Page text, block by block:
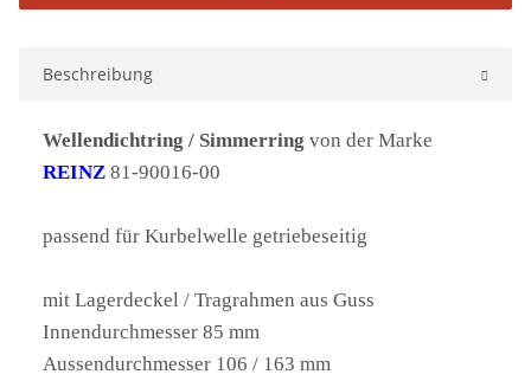
Beschreibung
Wellendichtring / Simmerring von der Marke
REINZ 81-90016-00
passend für Kurbelwelle getriebeseitig
mit Lagerdeckel / Tragrahmen aus Guss
Innendurchmesser 85 mm
Aussendurchmesser 106 / 163 mm